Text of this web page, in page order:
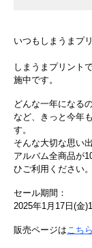
いつもしまうまプ
しまうまプリント
施中です。
どんな一年になる
など、きっと今年
す。
そんな大切な思い
アルバム全商品が
ひご利用ください。
セール期間：
2025年1月17日(金
販売ページはこちら